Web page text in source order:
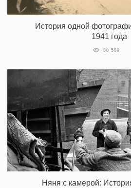
История одной
1941 года
80 589
Няня с камерой: